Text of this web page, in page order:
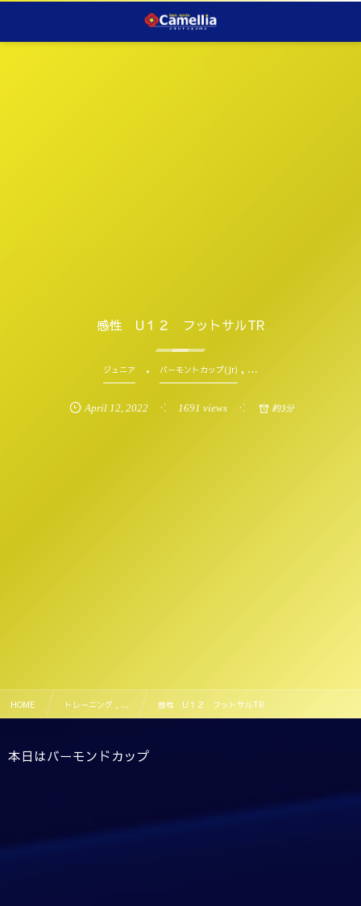
感性 U１２ フットサルTR
ジュニア バーモントカップ(Jr) , …
April 12, 2022 1691 views 約3分
HOME トレーニング , … 感性 U１２ フットサルTR
本日はバーモンドカップ